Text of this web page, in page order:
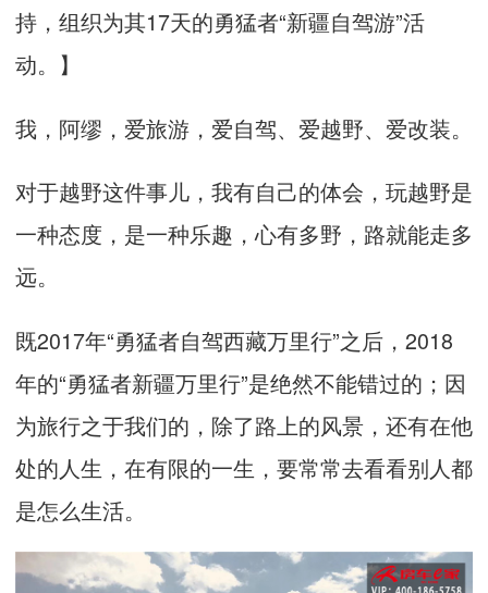
持，组织为其17天的勇猛者“新疆自驾游”活
动。】
我，阿缪，爱旅游，爱自驾、爱越野、爱改装。
对于越野这件事儿，我有自己的体会，玩越野是
一种态度，是一种乐趣，心有多野，路就能走多
远。
既2017年“勇猛者自驾西藏万里行”之后， 2018
年的“勇猛者新疆万里行”是绝然不能错过的；因
为旅行之于我们的，除了路上的风景，还有在他
处的人生，在有限的一生，要常常去看看别人都
是怎么生活。